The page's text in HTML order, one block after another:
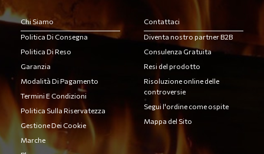
Chi Siamo
Politica Di Consegna
Politica Di Reso
Garanzia
Modalità Di Pagamento
Termini E Condizioni
Politica Sulla Riservatezza
Gestione Dei Cookie
Marche
Contattaci
Diventa nostro partner B2B
Consulenza Gratuita
Resi del prodotto
Risoluzione online delle
controversie
Segui l'ordine come ospite
Mappa del Sito